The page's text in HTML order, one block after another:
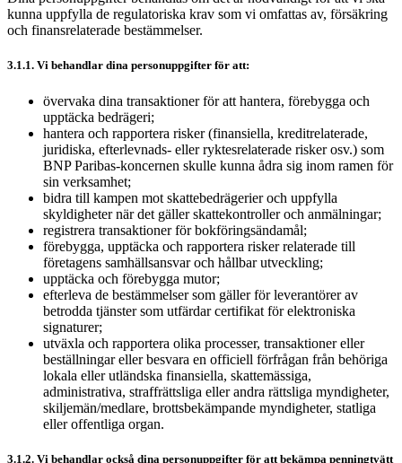
kunna uppfylla de regulatoriska krav som vi omfattas av, försäkring
och finansrelaterade bestämmelser.
3.1.1. Vi behandlar dina personuppgifter för att:
övervaka dina transaktioner för att hantera, förebygga och
upptäcka bedrägeri;
hantera och rapportera risker (finansiella, kreditrelaterade,
juridiska, efterlevnads- eller ryktesrelaterade risker osv.) som
BNP Paribas-koncernen skulle kunna ådra sig inom ramen för
sin verksamhet;
bidra till kampen mot skattebedrägerier och uppfylla
skyldigheter när det gäller skattekontroller och anmälningar;
registrera transaktioner för bokföringsändamål;
förebygga, upptäcka och rapportera risker relaterade till
företagens samhällsansvar och hållbar utveckling;
upptäcka och förebygga mutor;
efterleva de bestämmelser som gäller för leverantörer av
betrodda tjänster som utfärdar certifikat för elektroniska
signaturer;
utväxla och rapportera olika processer, transaktioner eller
beställningar eller besvara en officiell förfrågan från behöriga
lokala eller utländska finansiella, skattemässiga,
administrativa, straffrättsliga eller andra rättsliga myndigheter,
skiljemän/medlare, brottsbekämpande myndigheter, statliga
eller offentliga organ.
3.1.2. Vi behandlar också dina personuppgifter för att bekämpa penningtvätt